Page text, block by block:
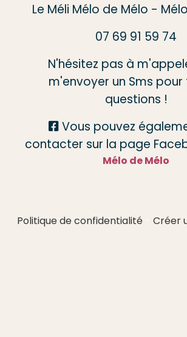
Le Méli Mélo de Mélo -
07 69 91 59 74
N'hésitez pas à
m'envoyer un Sms
questions !
 Vous pouvez
contacter sur la page
Mélo de Mélo
Politique de confidentialité Créer